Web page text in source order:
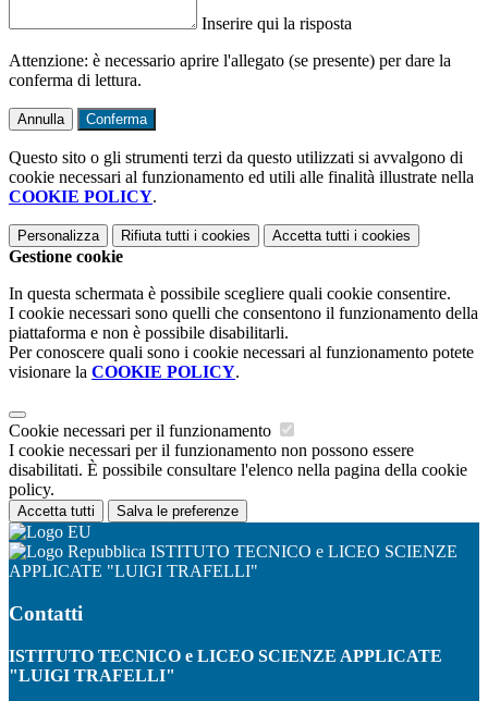
Inserire qui la risposta
Attenzione: è necessario aprire l'allegato (se presente) per dare la
conferma di lettura.
Annulla Conferma
Questo sito o gli strumenti terzi da questo utilizzati si avvalgono di
cookie necessari al funzionamento ed utili alle finalità illustrate nella
COOKIE POLICY.
Personalizza Rifiuta tutti i cookies Accetta tutti i cookies
Gestione cookie
In questa schermata è possibile scegliere quali cookie consentire.
I cookie necessari sono quelli che consentono il funzionamento della
piattaforma e non è possibile disabilitarli.
Per conoscere quali sono i cookie necessari al funzionamento potete
visionare la COOKIE POLICY.
Cookie necessari per il funzionamento
I cookie necessari per il funzionamento non possono essere
disabilitati. È possibile consultare l'elenco nella pagina della cookie
policy.
Accetta tutti Salva le preferenze
ISTITUTO TECNICO e LICEO SCIENZE
APPLICATE "LUIGI TRAFELLI"
Contatti
ISTITUTO TECNICO e LICEO SCIENZE APPLICATE
"LUIGI TRAFELLI"